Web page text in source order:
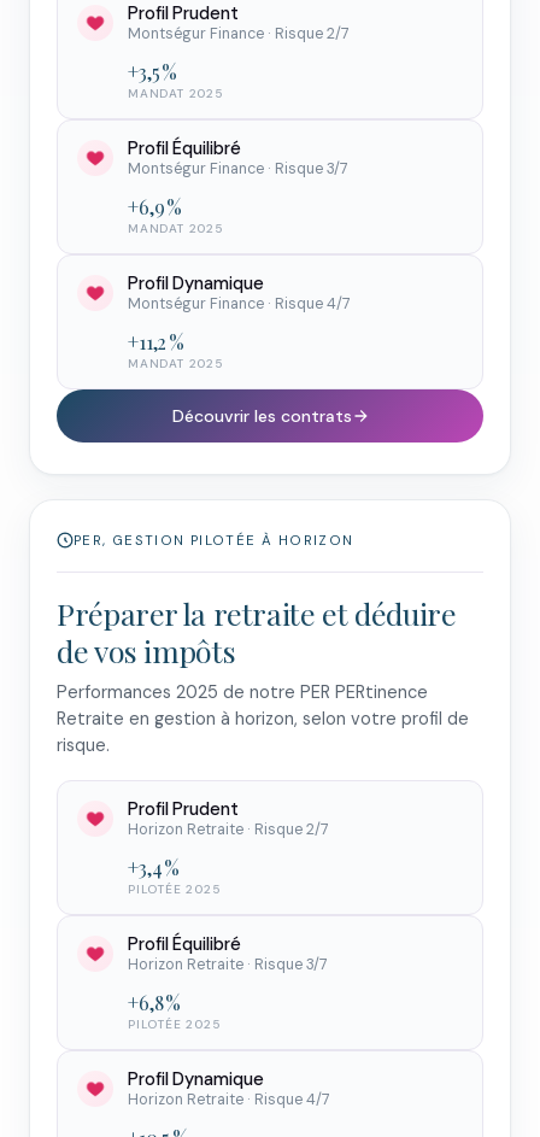
Profil Prudent
Montségur Finance · Risque 2/7
+3,5 %
MANDAT 2025
Profil Équilibré
Montségur Finance · Risque 3/7
+6,9 %
MANDAT 2025
Profil Dynamique
Montségur Finance · Risque 4/7
+11,2 %
MANDAT 2025
Découvrir les contrats
PER, GESTION PILOTÉE À HORIZON
Préparer la retraite et déduire
de vos impôts
Performances 2025 de notre PER PERtinence
Retraite en gestion à horizon, selon votre profil de
risque.
Profil Prudent
Horizon Retraite · Risque 2/7
+3,4 %
PILOTÉE 2025
Profil Équilibré
Horizon Retraite · Risque 3/7
+6,8 %
PILOTÉE 2025
Profil Dynamique
Horizon Retraite · Risque 4/7